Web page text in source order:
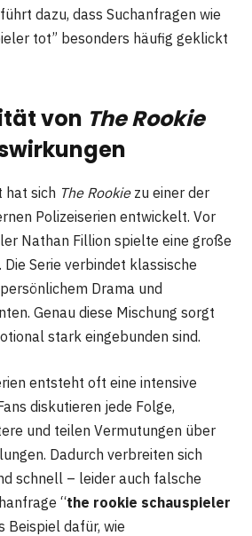
dazu, dass Suchanfragen wie
tot” besonders häufig geklickt
von The Rookie
hat sich The Rookiezu einer der
Polizeiserien entwickelt. Vor
Nathan Fillion spielte eine große
Serie verbindet klassische
Drama und
Genau diese Mischung sorgt
stark eingebunden sind.
entsteht oft eine intensive
diskutieren jede Folge,
und teilen Vermutungen über
Dadurch verbreiten sich
schnell – leider auch falsche
“the rookie schauspieler
Beispiel dafür, wie